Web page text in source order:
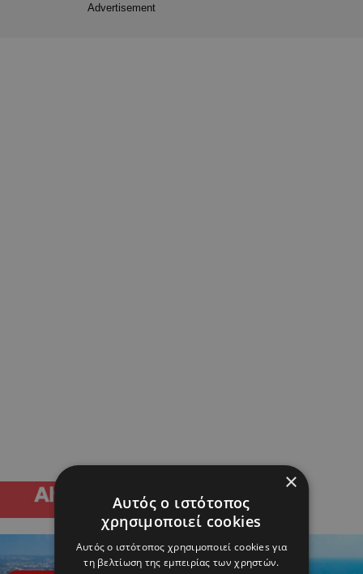
Advertisement
×
Αυτός ο ιστότοπος
χρησιμοποιεί cookies
Αυτός ο ιστότοπος χρησιμοποιεί cookies για
τη βελτίωση της εμπειρίας των χρηστών.